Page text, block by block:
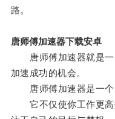
路。
唐师傅加速器下载安卓
唐师傅加速器就是一
加速成功的机会。
唐师傅加速器是一个
它不仅使你工作更高